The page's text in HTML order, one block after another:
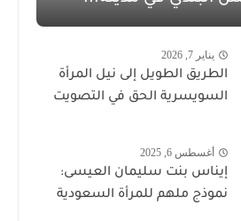
يناير 7, 2026
الطريق الطويل إلى نيل المرأة
السويسرية الحق في التصويت
أغسطس 6, 2025
إيناس بنت سليمان العيسى:
نموذج ملهم للمرأة السعودية